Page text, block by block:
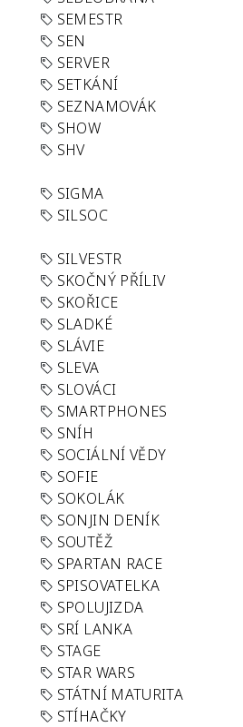
SEMESTR
SEN
SERVER
SETKÁNÍ
SEZNAMOVÁK
SHOW
SHV
SIGMA
SILSOC
SILVESTR
SKOČNÝ PŘÍLIV
SKOŘICE
SLADKÉ
SLÁVIE
SLEVA
SLOVÁCI
SMARTPHONES
SNÍH
SOCIÁLNÍ VĚDY
SOFIE
SOKOLÁK
SONJIN DENÍK
SOUTĚŽ
SPARTAN RACE
SPISOVATELKA
SPOLUJIZDA
SRÍ LANKA
STAGE
STAR WARS
STÁTNÍ MATURITA
STÍHAČKY